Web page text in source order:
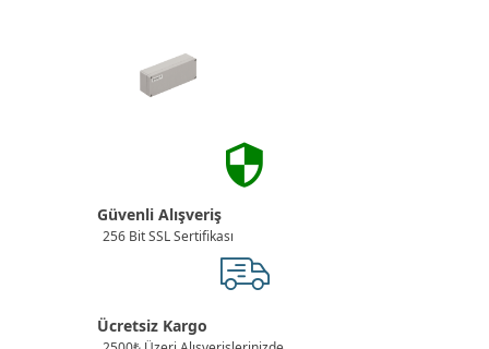
Güvenli Alışveriş
256 Bit SSL Sertifikası
Ücretsiz Kargo